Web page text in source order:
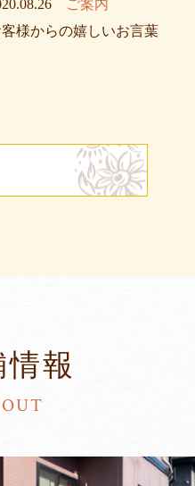
ご案内
客様からの嬉しいお言葉
情報